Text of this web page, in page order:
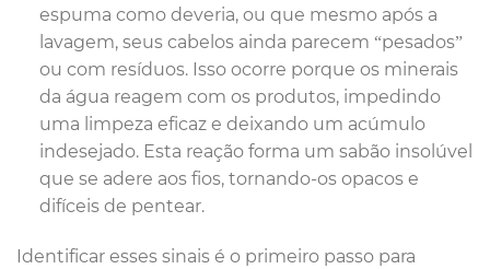
espuma como deveria, ou que mesmo após a
lavagem, seus cabelos ainda parecem “pesados”
ou com resíduos. Isso ocorre porque os minerais
da água reagem com os produtos, impedindo
uma limpeza eficaz e deixando um acúmulo
indesejado. Esta reação forma um sabão insolúvel
que se adere aos fios, tornando-os opacos e
difíceis de pentear.
Identificar esses sinais é o primeiro passo para